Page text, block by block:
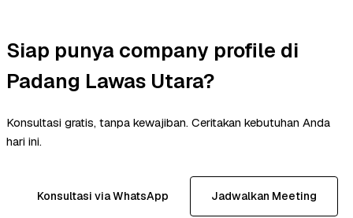
Siap punya company profile di
Padang Lawas Utara?
Konsultasi gratis, tanpa kewajiban. Ceritakan kebutuhan Anda
hari ini.
Konsultasi via WhatsApp Jadwalkan Meeting